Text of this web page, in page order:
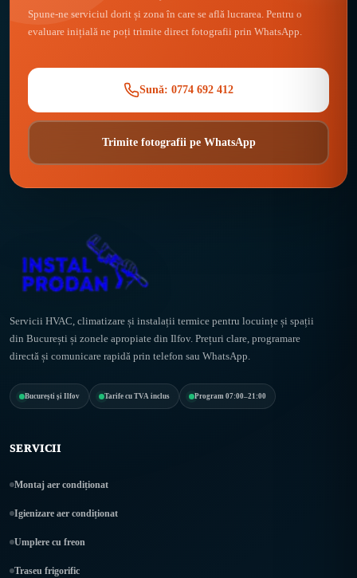
Spune-ne serviciul dorit și zona în care se află lucrarea. Pentru o
evaluare inițială ne poți trimite direct fotografii prin WhatsApp.
Sună: 0774 692 412
Trimite fotografii pe WhatsApp
Servicii HVAC, climatizare și instalații termice pentru locuințe și spații
din București și zonele apropiate din Ilfov. Prețuri clare, programare
directă și comunicare rapidă prin telefon sau WhatsApp.
București și Ilfov Tarife cu TVA inclus Program 07:00–21:00
SERVICII
Montaj aer condiționat
Igienizare aer condiționat
Umplere cu freon
Traseu frigorific